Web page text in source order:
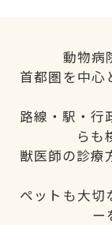
動物病
首都圏を中心
路線・駅・行
らも
獣医師の診療
ペットも大切
ー